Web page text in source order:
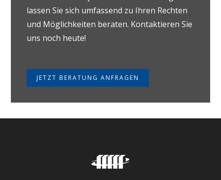
lassen Sie sich umfassend zu Ihren Rechten
und Möglichkeiten beraten. Kontaktieren Sie
uns noch heute!
JETZT BERATUNG ANFRAGEN